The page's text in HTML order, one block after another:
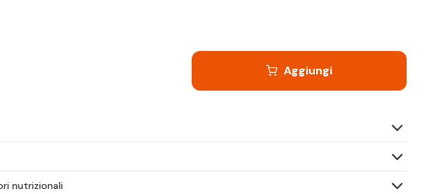
Aggiungi
nutrizionali